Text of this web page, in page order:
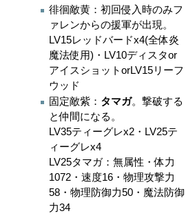
徘徊敵黄：初回侵入時のみフ
ァレンからの援軍が出現。
LV15レッドバードx4(全体炎
魔法使用)・LV10ディスタor
アイスショットorLV15リーフ
ウッド
固定敵紫： タマガ。撃破する
と仲間になる。
LV35ティーグレx2・LV25テ
ィーグレx4
LV25タマガ：無属性・体力
1072・速度16・物理攻撃力
58・物理防御力50・魔法防御
力34